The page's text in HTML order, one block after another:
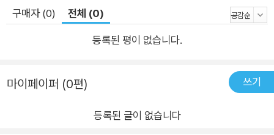
구매자 (0) 전체 (0)
등록된 평이 없습니다.
마이페이퍼 (0편) 쓰기
등록된 글이 없습니다